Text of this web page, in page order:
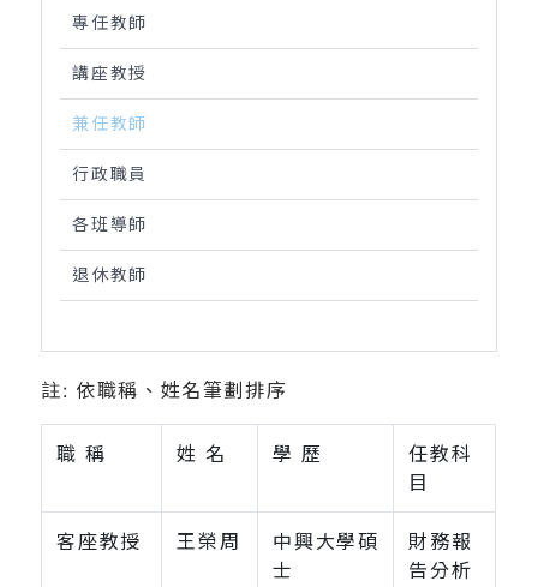
專任教師
講座教授
兼任教師
行政職員
各班導師
退休教師
註: 依職稱、姓名筆劃排序
職 稱 姓 名 學 歷
任教科
目
客座教授 王榮周
中興大學碩
士
財務報
告分析